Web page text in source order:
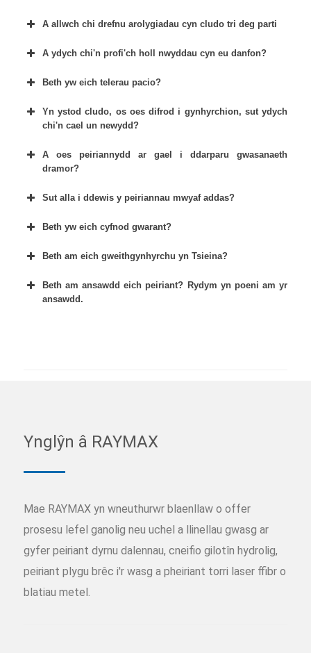
A allwch chi drefnu arolygiadau cyn cludo tri deg parti
A ydych chi'n profi'ch holl nwyddau cyn eu danfon?
Beth yw eich telerau pacio?
Yn ystod cludo, os oes difrod i gynhyrchion, sut ydych
chi'n cael un newydd?
A oes peiriannydd ar gael i ddarparu gwasanaeth
dramor?
Sut alla i ddewis y peiriannau mwyaf addas?
Beth yw eich cyfnod gwarant?
Beth am eich gweithgynhyrchu yn Tsieina?
Beth am ansawdd eich peiriant? Rydym yn poeni am yr
ansawdd.
Ynglŷn â RAYMAX
Mae RAYMAX yn wneuthurwr blaenllaw o offer
prosesu lefel ganolig neu uchel a llinellau gwasg ar
gyfer peiriant dyrnu dalennau, cneifio gilotîn hydrolig,
peiriant plygu brêc i'r wasg a pheiriant torri laser ffibr o
blatiau metel.